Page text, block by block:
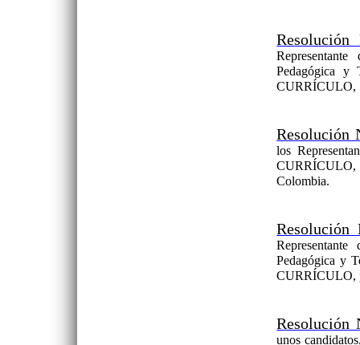
Resolución
Pedagógica y
CURRÍCULO,
Resolución
los
CURRÍCULO,
Colombia.
Resolución
Pedagógica y
CURRÍCULO,
Resolución
unos